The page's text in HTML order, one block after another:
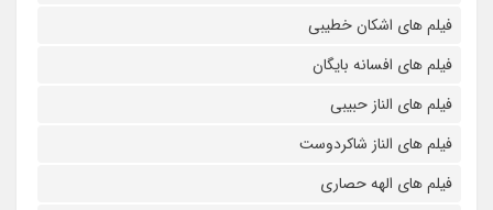
فیلم های اشکان خطیبی
فیلم های افسانه بایگان
فیلم های الناز حبیبی
فیلم های الناز شاکردوست
فیلم های الهه حصاری